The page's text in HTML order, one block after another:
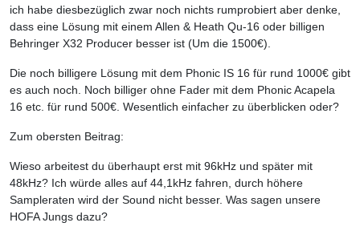
ich habe diesbezüglich zwar noch nichts rumprobiert aber denke,
dass eine Lösung mit einem Allen & Heath Qu-16 oder billigen
Behringer X32 Producer besser ist (Um die 1500€).
Die noch billigere Lösung mit dem Phonic IS 16 für rund 1000€ gibt
es auch noch. Noch billiger ohne Fader mit dem Phonic Acapela
16 etc. für rund 500€. Wesentlich einfacher zu überblicken oder?
Zum obersten Beitrag:
Wieso arbeitest du überhaupt erst mit 96kHz und später mit
48kHz? Ich würde alles auf 44,1kHz fahren, durch höhere
Sampleraten wird der Sound nicht besser. Was sagen unsere
HOFA Jungs dazu?